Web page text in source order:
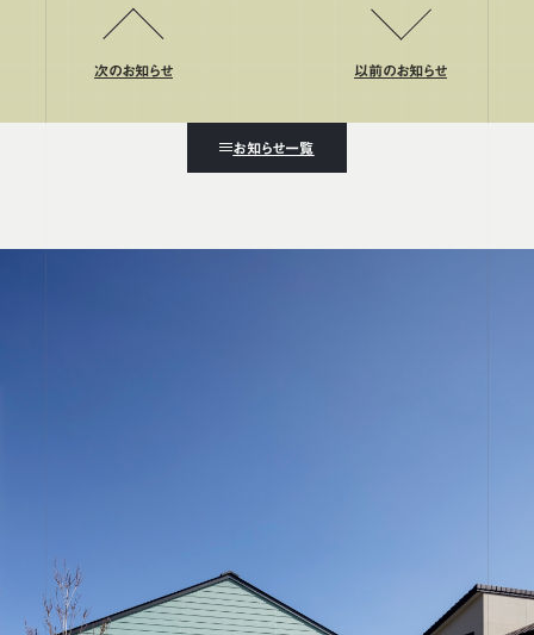
お知らせ一覧
次のお知らせ 以前のお知らせ